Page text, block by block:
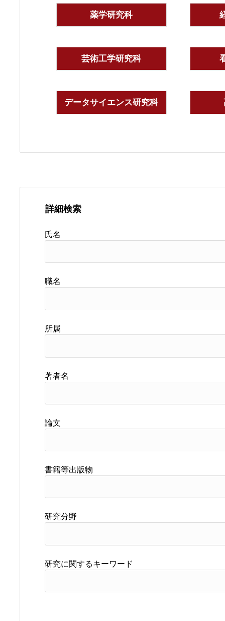
薬学研究科
芸術工学研究科
データサイエンス研究科
詳細検索
氏名
職名
所属
著者名
論文
書籍等出版物
研究分野
研究に関するキーワード